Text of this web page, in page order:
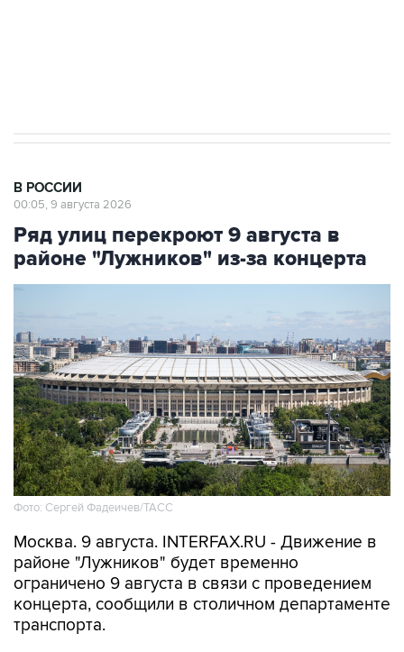
В РОССИИ
00:05, 9 августа 2026
Ряд улиц перекроют 9 августа в
районе "Лужников" из-за концерта
Фото: Сергей Фадеичев/ТАСС
Москва. 9 августа. INTERFAX.RU - Движение в
районе "Лужников" будет временно
ограничено 9 августа в связи с проведением
концерта, сообщили в столичном департаменте
транспорта.